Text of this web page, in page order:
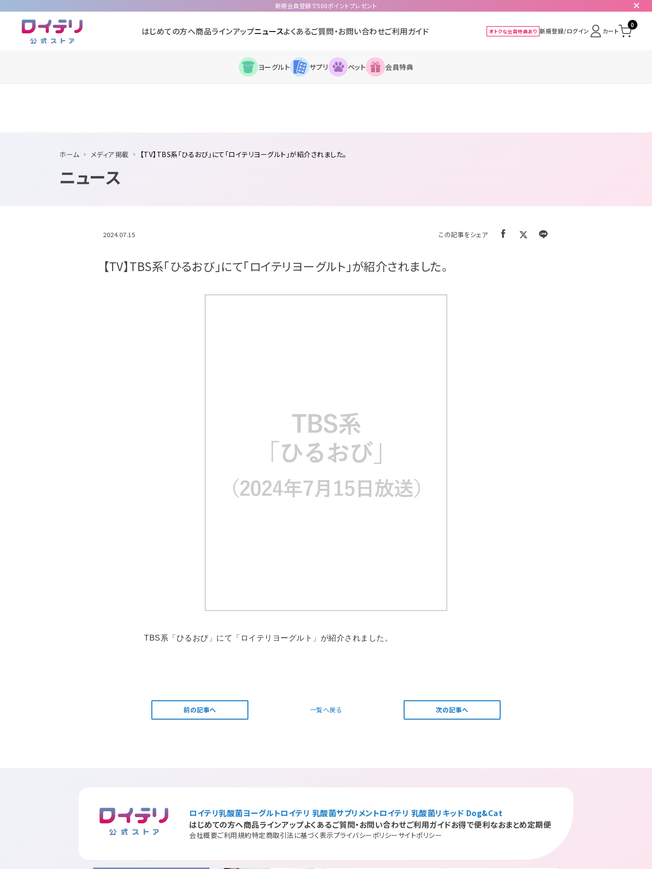
新規会員登録で500ポイントプレゼント
はじめての方へ商品ラインアップニュースよくあるご質問・お問い合わせご利用ガイド オトクな会員特典あり 新規登録/ログイン カート
0
ヨーグルト サプリ ペット 会員特典
ホーム メディア掲載 【TV】TBS系「ひるおび」にて「ロイテリヨーグルト」が紹介されました。
ニュース
2024.07.15 この記事をシェア
【TV】TBS系「ひるおび」にて「ロイテリヨーグルト」が紹介されました。
TBS系「ひるおび」にて「ロイテリヨーグルト」が紹介されました。
前の記事へ 一覧へ戻る 次の記事へ
ロイテリ乳酸菌ヨーグルトロイテリ 乳酸菌サプリメントロイテリ 乳酸菌リキッド Dog&Cat
はじめての方へ商品ラインアップよくあるご質問・お問い合わせご利用ガイドお得で便利なおまとめ定期便
会社概要ご利用規約特定商取引法に基づく表示プライバシーポリシーサイトポリシー